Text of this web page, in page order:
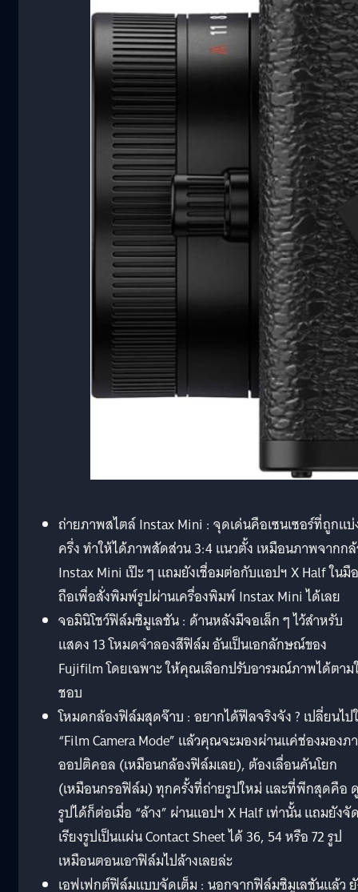
ถ่ายภาพสไตล์ Instax Mini : จุดเด่นคือเซนเซอร์ที่ถูกแบ่
ครึ่ง ทำให้ได้ภาพสัดส่วน 3:4 แนวตั้ง เหมือนภาพจากก
Instax Mini เป๊ะ ๆ แถมยังเชื่อมต่อกับแอปฯ X Half ในมือ
ถือเพื่อสั่งพิมพ์รูปผ่านเครื่องพิมพ์ Instax Mini ได้เลย
จอมินิโชว์ฟิล์มซิมูเลชัน : ด้านหลังมีจอเล็ก ๆ ไว้สำหรับ
แสดง 13 โหมดจำลองสีฟิล์ม อันเป็นเอกลักษณ์ของ
Fujifilm โดยเฉพาะ ให้คุณเลือกปรับอารมณ์ภาพได้ตาม
ชอบ
โหมดกล้องฟิล์มสุดจ๊าบ : อยากได้ฟีลจริงจัง ? เปลี่ยนไป
“Film Camera Mode” แล้วคุณจะมองผ่านแค่ช่องมองภ
ออปติคอล (เหมือนกล้องฟิล์มเลย), ต้องเลื่อนคันโยก
(เหมือนกรอฟิล์ม) ทุกครั้งที่ถ่ายรูปใหม่ และที่พีกสุดคือ
รูปได้ก็ต่อเมื่อ “ล้าง” ผ่านแอปฯ X Half เท่านั้น แถมยังจั
เรียงรูปเป็นแผ่น Contact Sheet ได้ 36, 54 หรือ 72 รูป
เหมือนตอนเอาฟิล์มไปล้างเลยล่ะ
เอฟเฟกต์ฟิล์มแบบจัดเต็ม : นอกจากฟิล์มซิมูเลชันแล้ว